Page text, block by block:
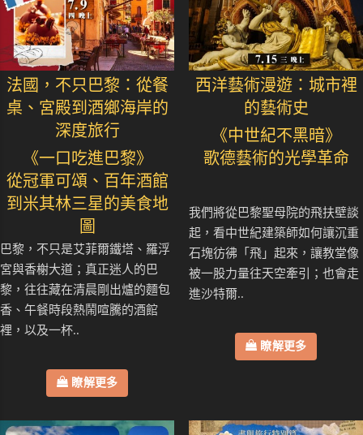
法國，不只巴黎：從餐
桌、宮殿到酒鄉海岸的
深度旅行
《一口吃進巴黎》
從冠軍可頌、百年酒館
到米其林三星的美食地
圖
巴黎，不只是艾菲爾鐵塔、羅浮
宮與香榭大道；真正迷人的巴
黎，往往藏在清晨剛出爐的麵包
香、午餐時段熱鬧喧騰的酒館
裡，以及一杯..
瞭解更多
西洋藝術漫遊：城市裡
的藝術史
《中世紀不黑暗》
歌德藝術的光學革命
我們將從巴黎聖母院的飛扶壁談
起，看中世紀建築師如何讓沉重
石塊彷彿「飛」起來，讓教堂像
被一股力量往天空牽引；也會走
進沙特爾..
瞭解更多